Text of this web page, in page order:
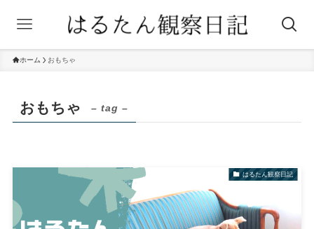
ホーム おもちゃ
おもちゃ – tag –
はるたん観察日記